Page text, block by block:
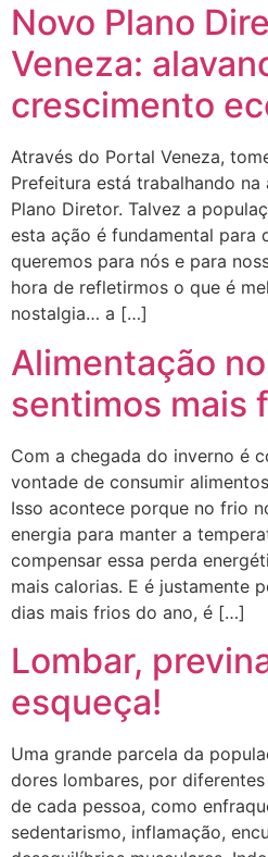
Novo Plano
Veneza:
crescimento
Através do Portal Veneza,
Prefeitura está trabalhando
Plano Diretor. Talvez a
esta ação é fundamental para
queremos para nós e para
hora de refletirmos o que é
nostalgia… a […]
Alimentação
sentimos mais
Com a chegada do inverno é
vontade de consumir
Isso acontece porque no frio
energia para manter a
compensar essa perda
mais calorias. E é justamente
dias mais frios do ano, é […]
Lombar,
esqueça!
Uma grande parcela da
dores lombares, por
de cada pessoa, como
sedentarismo, inflamação,